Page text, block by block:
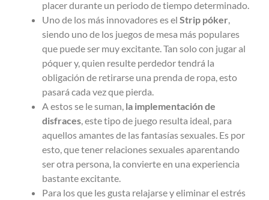
placer durante un periodo de tiempo determinado.
Uno de los más innovadores es el Strip póker
siendo uno de los juegos de mesa más populares
que puede ser muy excitante. Tan solo con jugar al
póquer y, quien resulte perdedor tendrá la
obligación de retirarse una prenda de ropa, esto
pasará cada vez que pierda.
A estos se le suman, la implementación de
disfraces , este tipo de juego resulta ideal, para
aquellos amantes de las fantasías sexuales. Es por
esto, que tener relaciones sexuales aparentando
ser otra persona, la convierte en una experiencia
bastante excitante.
Para los que les gusta relajarse y eliminar el estrés